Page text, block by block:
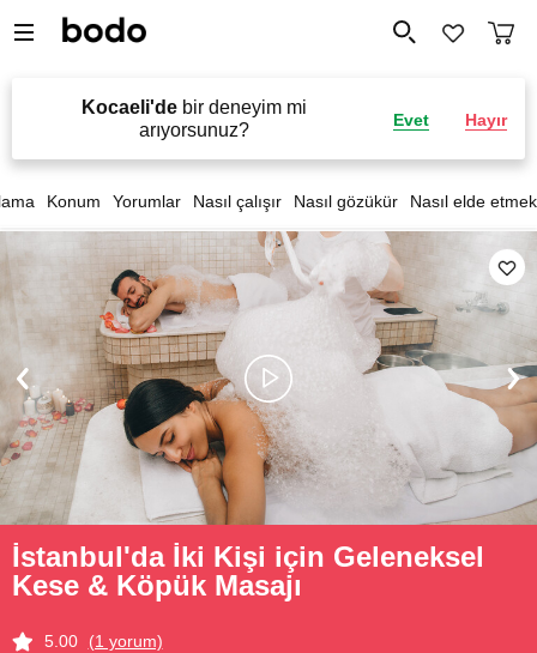
Kocaeli'debir deneyim mi
arıyorsunuz?
Evet Hayır
Konum Yorumlar Nasıl çalışır Nasıl gözükür Nasıl elde etmek
İstanbul'da İki Kişi için Geleneksel
Kese & Köpük Masajı
5.00 (1 yorum)